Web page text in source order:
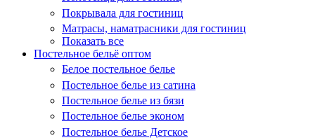
Покрывала для гостиниц
Матрасы, наматрасники для гостиниц
Показать все
Постельное бельё оптом
Белое постельное белье
Постельное белье из сатина
Постельное белье из бязи
Постельное белье эконом
Постельное белье Детское